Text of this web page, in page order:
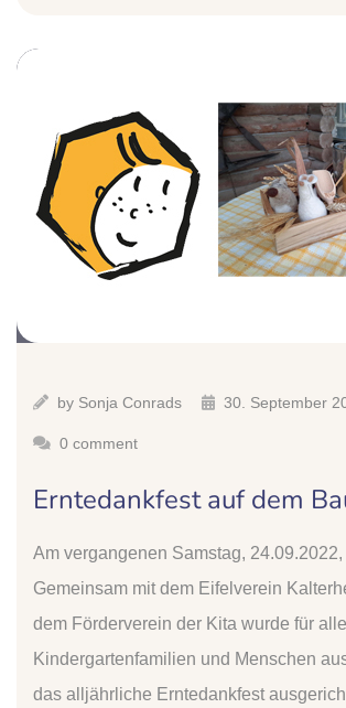
by Sonja Conrads 30. September
0 comment
Erntedankfest auf dem
Am vergangenen Samstag,
Gemeinsam mit dem Eifelverein
dem Förderverein der Kita wurde für alle
Kindergartenfamilien und Menschen
das alljährliche Erntedankfest